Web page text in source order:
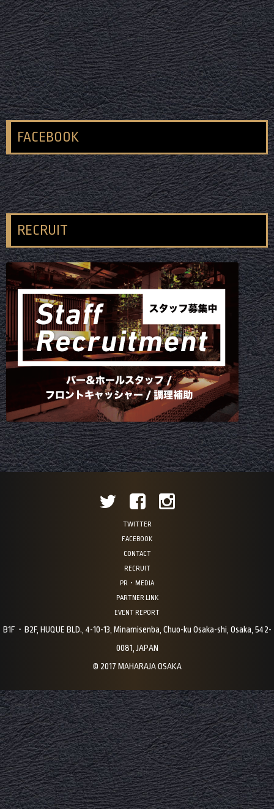
FACEBOOK
RECRUIT
TWITTER
FACEBOOK
CONTACT
RECRUIT
PR・MEDIA
PARTNER LINK
EVENT REPORT
B1F・B2F, HUQUE BLD., 4-10-13, Minamisenba, Chuo-ku Osaka-shi, Osaka, 542-
0081, JAPAN
© 2017 MAHARAJA OSAKA